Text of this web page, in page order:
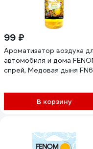
99 ₽
Ароматизатор воздуха
автомобиля и дома
спрей, Медовая дыня
В корзину